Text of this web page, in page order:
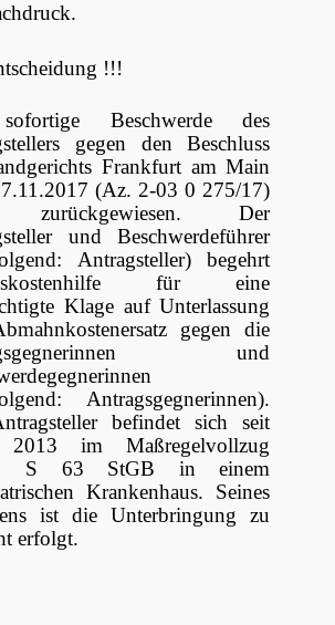
!!!
Beschwerde des
gegen den Beschluss
Frankfurt am Main
(Az. 2-03 0 275/17)
zurückgewiesen. Der
und Beschwerdeführer
Antragsteller) begehrt
für eine
Klage auf Unterlassung
gegen die
und
Antragsgegnerinnen).
befindet sich seit
im Maßregelvollzug
S 63 StGB in einem
Krankenhaus. Seines
ist die Unterbringung zu
erfolgt.